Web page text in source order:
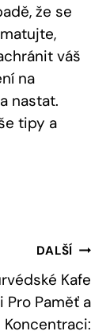
že se
váš
na
nastat.
tipy a
DALŠÍ
Kafe
Pro Paměť a
Koncentraci: